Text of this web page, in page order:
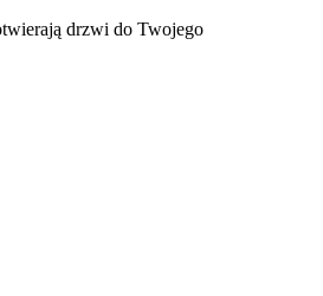
drzwi do Twojego